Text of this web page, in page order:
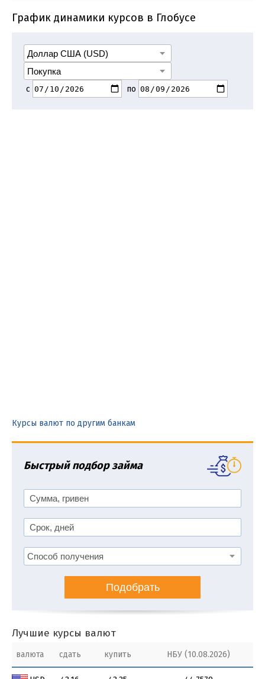
График динамики курсов в Глобусе
с по
Курсы валют по другим банкам
Быстрый подбор займа
Подобрать
Лучшие курсы валют
валюта сдать купить НБУ (10.08.2026)